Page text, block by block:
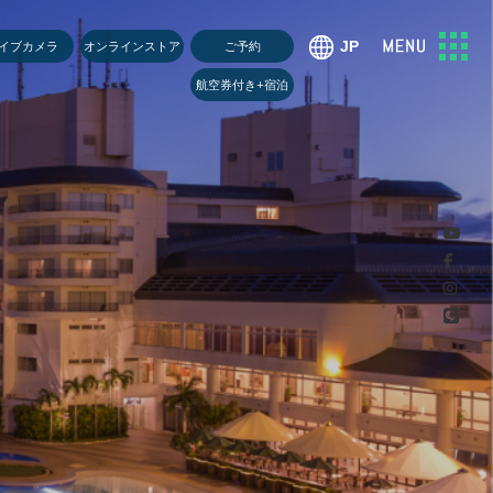
ブカメラ オンラインストア ご予約
航空券付き+宿泊